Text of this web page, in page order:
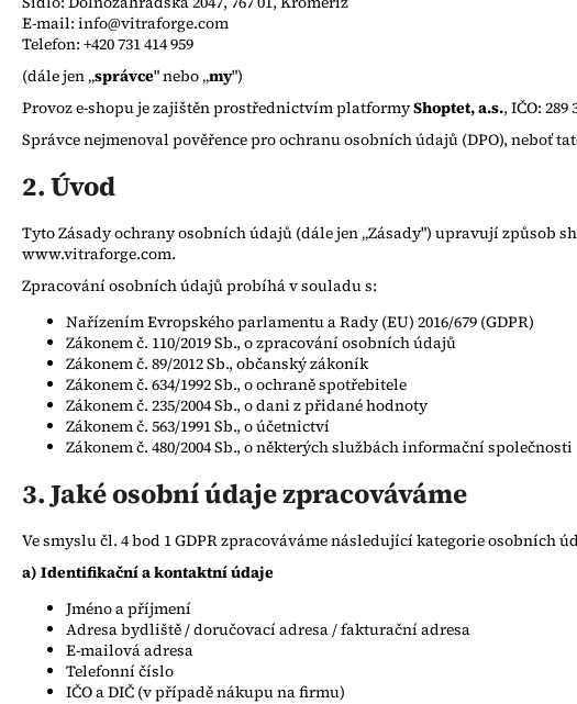
E-mail: info@vitraforge.com
Telefon: +420 731 414 959
(dále jen „správce" nebo „my")
Provoz e-shopu je zajištěn prostřednictvím platformyShoptet, a.s., IČO:
Správce nejmenoval pověřence pro ochranu osobních údajů (DPO), neboť
2. Úvod
Tyto Zásady ochrany osobních údajů (dále jen „Zásady") upravují způsob
www.vitraforge.com.
Zpracování osobních údajů probíhá v souladu s:
Nařízením Evropského parlamentu a Rady (EU) 2016/679 (GDPR)
Zákonem č. 110/2019 Sb., o zpracování osobních údajů
Zákonem č. 89/2012 Sb., občanský zákoník
Zákonem č. 634/1992 Sb., o ochraně spotřebitele
Zákonem č. 235/2004 Sb., o dani z přidané hodnoty
Zákonem č. 563/1991 Sb., o účetnictví
Zákonem č. 480/2004 Sb., o některých službách informační společnosti
3. Jaké osobní údaje zpracováváme
Ve smyslu čl. 4 bod 1 GDPR zpracováváme následující kategorie osobních
a) Identifikační a kontaktní údaje
Jméno a příjmení
Adresa bydliště / doručovací adresa / fakturační adresa
E-mailová adresa
Telefonní číslo
IČO a DIČ (v případě nákupu na firmu)